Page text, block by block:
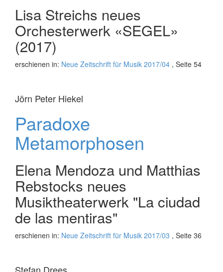
Lisa Streichs neues
Orchesterwerk «SEGEL»
(2017)
erschienen in: Neue Zeitschrift für Musik 2017/04 , Seite 54
Jörn Peter Hiekel
Paradoxe
Metamorphosen
Elena Mendoza und Matthias
Rebstocks neues
Musiktheaterwerk "La ciudad
de las mentiras"
erschienen in: Neue Zeitschrift für Musik 2017/03 , Seite 36